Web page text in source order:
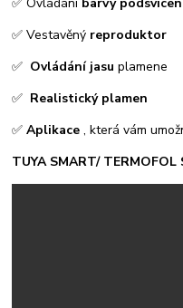
✅ Ovládání barvy
✅ Vestavěný reproduktor
✅ Ovládání jasu plamene
✅ Realistický plamen
✅Aplikace , která vám
TUYA SMART/ TERMOFOL